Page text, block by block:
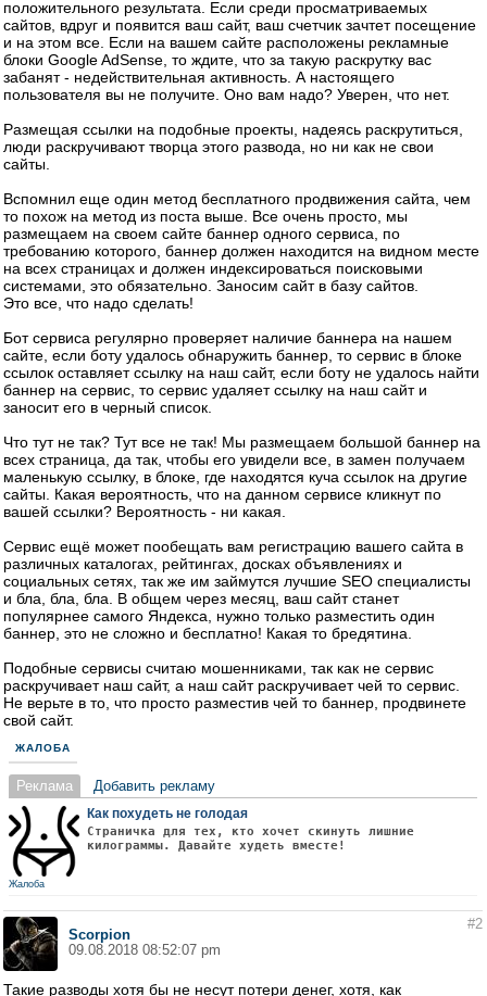
положительного результата. Если среди просматриваемых
сайтов, вдруг и появится ваш сайт, ваш счетчик зачтет посещение
и на этом все. Если на вашем сайте расположены рекламные
блоки Google AdSense, то ждите, что за такую раскрутку вас
забанят - недействительная активность. А настоящего
пользователя вы не получите. Оно вам надо? Уверен, что нет.
Размещая ссылки на подобные проекты, надеясь раскрутиться,
люди раскручивают творца этого развода, но ни как не свои
сайты.
Вспомнил еще один метод бесплатного продвижения сайта, чем
то похож на метод из поста выше. Все очень просто, мы
размещаем на своем сайте баннер одного сервиса, по
требованию которого, баннер должен находится на видном месте
на всех страницах и должен индексироваться поисковыми
системами, это обязательно. Заносим сайт в базу сайтов.
Это все, что надо сделать!
Бот сервиса регулярно проверяет наличие баннера на нашем
сайте, если боту удалось обнаружить баннер, то сервис в блоке
ссылок оставляет ссылку на наш сайт, если боту не удалось найти
баннер на сервис, то сервис удаляет ссылку на наш сайт и
заносит его в черный список.
Что тут не так? Тут все не так! Мы размещаем большой баннер на
всех страница, да так, чтобы его увидели все, в замен получаем
маленькую ссылку, в блоке, где находятся куча ссылок на другие
сайты. Какая вероятность, что на данном сервисе кликнут по
вашей ссылки? Вероятность - ни какая.
Сервис ещё может пообещать вам регистрацию вашего сайта в
различных каталогах, рейтингах, досках объявлениях и
социальных сетях, так же им займутся лучшие SEO специалисты
и бла, бла, бла. В общем через месяц, ваш сайт станет
популярнее самого Яндекса, нужно только разместить один
баннер, это не сложно и бесплатно! Какая то бредятина.
Подобные сервисы считаю мошенниками, так как не сервис
раскручивает наш сайт, а наш сайт раскручивает чей то сервис.
Не верьте в то, что просто разместив чей то баннер, продвинете
свой сайт.
ЖАЛОБА
Реклама Добавить рекламу
Как похудеть не голодая
Страничка для тех, кто хочет скинуть лишние
килограммы. Давайте худеть вместе!
Жалоба
Scorpion
09.08.2018 08:52:07 pm
#2
Такие разводы хотя бы не несут потери денег, хотя, как